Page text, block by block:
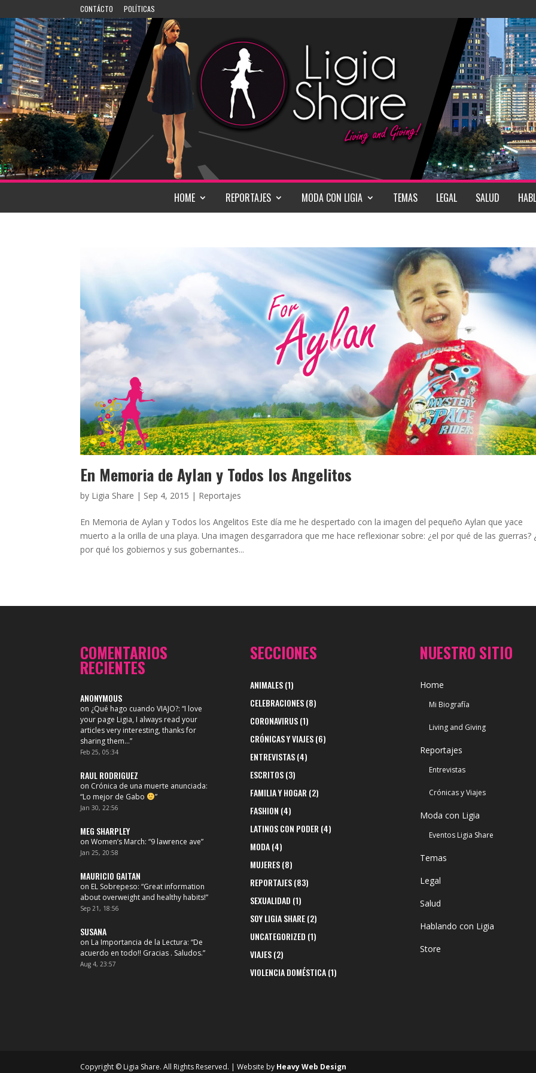
CONTÁCTO POLÍTICAS
HOME REPORTAJES MODA CON LIGIA TEMAS LEGAL SALUD
En Memoria de Aylan y Todos los Angelitos
by Ligia Share | Sep 4, 2015 | Reportajes
En Memoria de Aylan y Todos los Angelitos Este día me he despertado con la imagen del pequeño Aylan que yace
muerto a la orilla de una playa. Una imagen desgarradora que me hace reflexionar sobre: ¿el por qué de las guerras?
por qué los gobiernos y sus gobernantes...
COMENTARIOS
RECIENTES
ANONYMOUS
on ¿Qué hago cuando VIAJO?: “I love
your page Ligia, I always read your
articles very interesting, thanks for
sharing them…”
Feb 25, 05:34
RAUL RODRIGUEZ
on Crónica de una muerte anunciada:
“Lo mejor de Gabo ”
Jan 30, 22:56
MEG SHARPLEY
onWomen’s March: “9 lawrence ave”
Jan 25, 20:58
MAURICIO GAITAN
on EL Sobrepeso: “Great information
about overweight and healthy habits!”
Sep 21, 18:56
SUSANA
on La Importancia de la Lectura: “De
acuerdo en todo!! Gracias . Saludos.”
Aug 4, 23:57
SECCIONES
ANIMALES(1)
CELEBRACIONES(8)
CORONAVIRUS(1)
CRÓNICAS Y VIAJES(6)
ENTREVISTAS(4)
ESCRITOS(3)
FAMILIA Y HOGAR (2)
FASHION (4)
LATINOS CON PODER (4)
MODA(4)
MUJERES(8)
REPORTAJES(83)
SEXUALIDAD (1)
SOY LIGIA SHARE(2)
UNCATEGORIZED (1)
VIAJES(2)
VIOLENCIA DOMÉSTICA(1)
NUESTRO SITIO
Home
Mi Biografía
Living and Giving
Reportajes
Entrevistas
Crónicas y Viajes
Moda con Ligia
Eventos Ligia Share
Temas
Legal
Salud
Hablando con Ligia
Store
Copyright © Ligia Share. All Rights Reserved. | Website by Heavy Web Design